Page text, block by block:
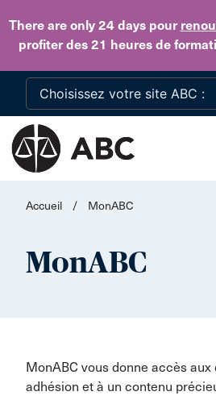
There are only 24 dayspour
profiter des 21 heures de
Accueil / MonABC
MonABC
MonABC vous donne accès aux
adhésion et à un contenu